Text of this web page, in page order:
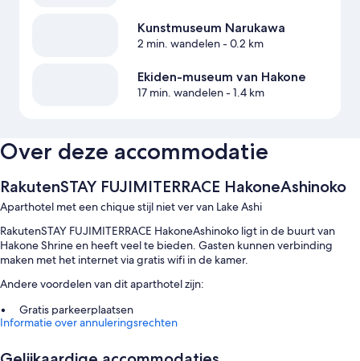
Kunstmuseum Narukawa
2 min. wandelen- 0.2 km
Ekiden-museum van Hakone
17 min. wandelen- 1.4 km
Over deze accommodatie
RakutenSTAY FUJIMITERRACE HakoneAshinoko
Aparthotel met een chique stijl niet ver van Lake Ashi
RakutenSTAY FUJIMITERRACE HakoneAshinoko ligt in de buurt van
Hakone Shrine en heeft veel te bieden. Gasten kunnen verbinding
maken met het internet via gratis wifi in de kamer.
Andere voordelen van dit aparthotel zijn:
Gratis parkeerplaatsen
Een oplaadpunt voor elektrische auto's, rookvrije accommodatie en
Informatie over annuleringsrechten